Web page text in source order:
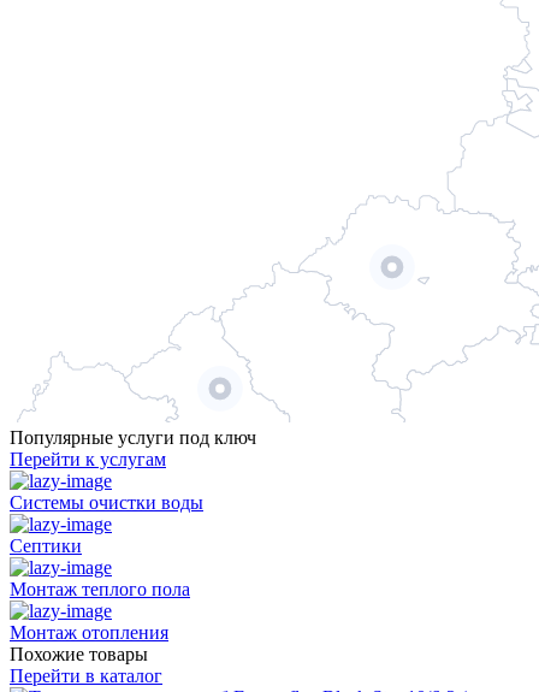
Популярные услуги под ключ
Перейти к услугам
Системы очистки воды
Септики
Монтаж теплого пола
Монтаж отопления
Похожие товары
Перейти в каталог